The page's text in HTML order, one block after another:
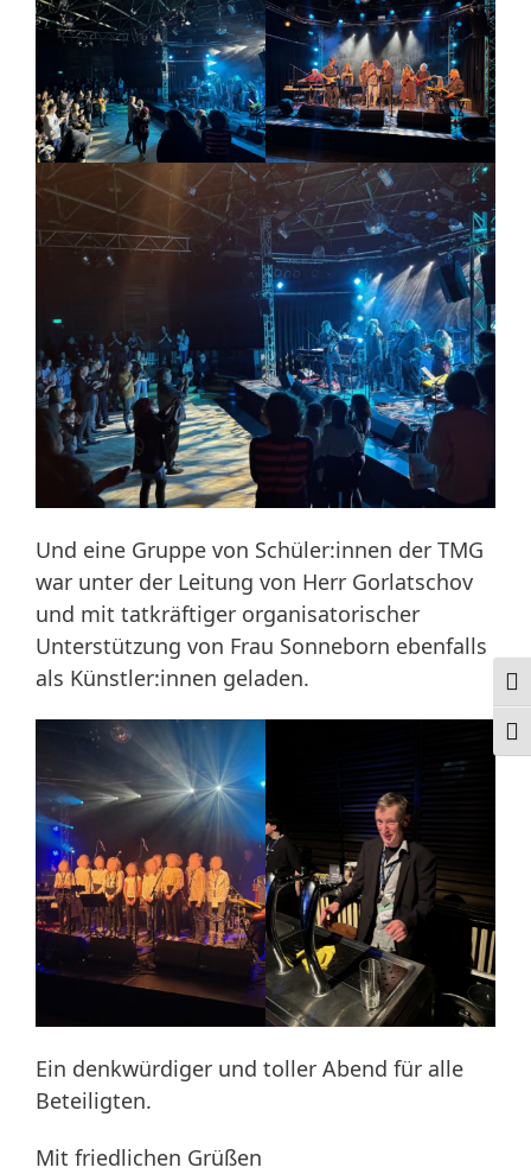
Und eine Gruppe von Schüler:innen der TMG
war unter der Leitung von Herr Gorlatschov
und mit tatkräftiger organisatorischer
Unterstützung von Frau Sonneborn ebenfalls
als Künstler:innen geladen.
Ein denkwürdiger und toller Abend für alle
Beteiligten.
Mit friedlichen Grüßen